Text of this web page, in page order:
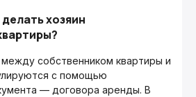
хозяин
собственником квартиры и
с помощью
— договора аренды. В